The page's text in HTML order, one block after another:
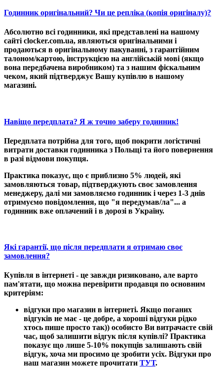
Годинник оригінальний? Чи це репліка (копія оригіналу)?
Абсолютно всі годинники, які представлені на нашому
сайті clocker.com.ua, являються оригінальними і
продаються в оригінальному пакуванні, з гарантійним
талоном/картою, інструкцією на англійській мові (якщо
вона передбачена виробником) та з нашим фіскальним
чеком, який підтверджує Вашу купівлю в нашому
магазині.
Навіщо передплата? Я ж точно заберу годинник!
Передплата потрібна для того, щоб покрити логістичні
витрати доставки годинника з Польщі та його повернення
в разі відмови покупця.
Практика показує, що є приблизно 5% людей, які
замовляються товар, підтверджують своє замовлення
менеджеру, далі ми замовляємо годинник і через 1-3 днів
отримуємо повідомлення, що "я передумав/ла"... а
годинник вже оплачений і в дорозі в Україну.
Які гарантії, що після передплати я отримаю своє
замовлення?
Купівля в інтернеті - це завжди ризиковано, але варто
пам'ятати, що можна перевірити продавця по основним
критеріям:
відгуки про магазин в інтернеті. Якщо поганих
відгуків не має - це добре, а хороші відгуки рідко
хтось пише просто так)) особисто Ви витрачаєте свій
час, щоб залишити відгук після купівлі? Практика
показує що лише 5-10% покупців залишають свій
відгук, хоча ми просимо це зробити усіх. Відгуки про
наш магазин можете прочитати ТУТ.